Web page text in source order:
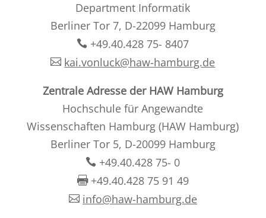
Department Informatik
Berliner Tor 7, D-22099 Hamburg
+49.40.428 75- 8407
kai.vonluck@haw-hamburg.de
Zentrale Adresse der HAW Hamburg
Hochschule für Angewandte
Wissenschaften Hamburg (HAW Hamburg)
Berliner Tor 5, D-20099 Hamburg
+49.40.428 75- 0
+49.40.428 75 91 49
info@haw-hamburg.de